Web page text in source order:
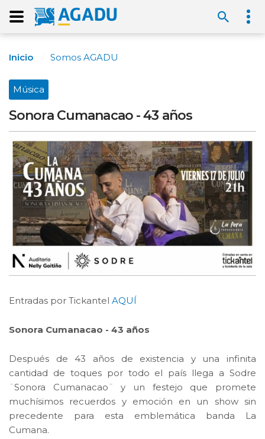
Inicio Somos AGADU
Música
Sonora Cumanacao - 43 años
Entradas por Tickantel AQUÍ
Sonora Cumanacao - 43 años
Después de 43 años de existencia y una infinita
cantidad de toques por todo el país llega a Sodre
¨Sonora Cumanacao¨ y un festejo que promete
muchísimos recuerdos y emoción en un show sin
precedente para esta emblemática banda La
Cumana.